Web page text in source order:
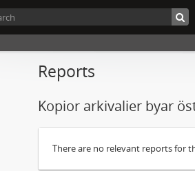
Reports
Kopior arkivalier byar
There are no relevant reports for